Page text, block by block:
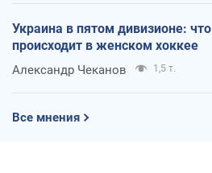
Украина в пятом дивизионе: что
происходит в женском хоккее
Александр Чеканов 1,5 т.
Все мнения